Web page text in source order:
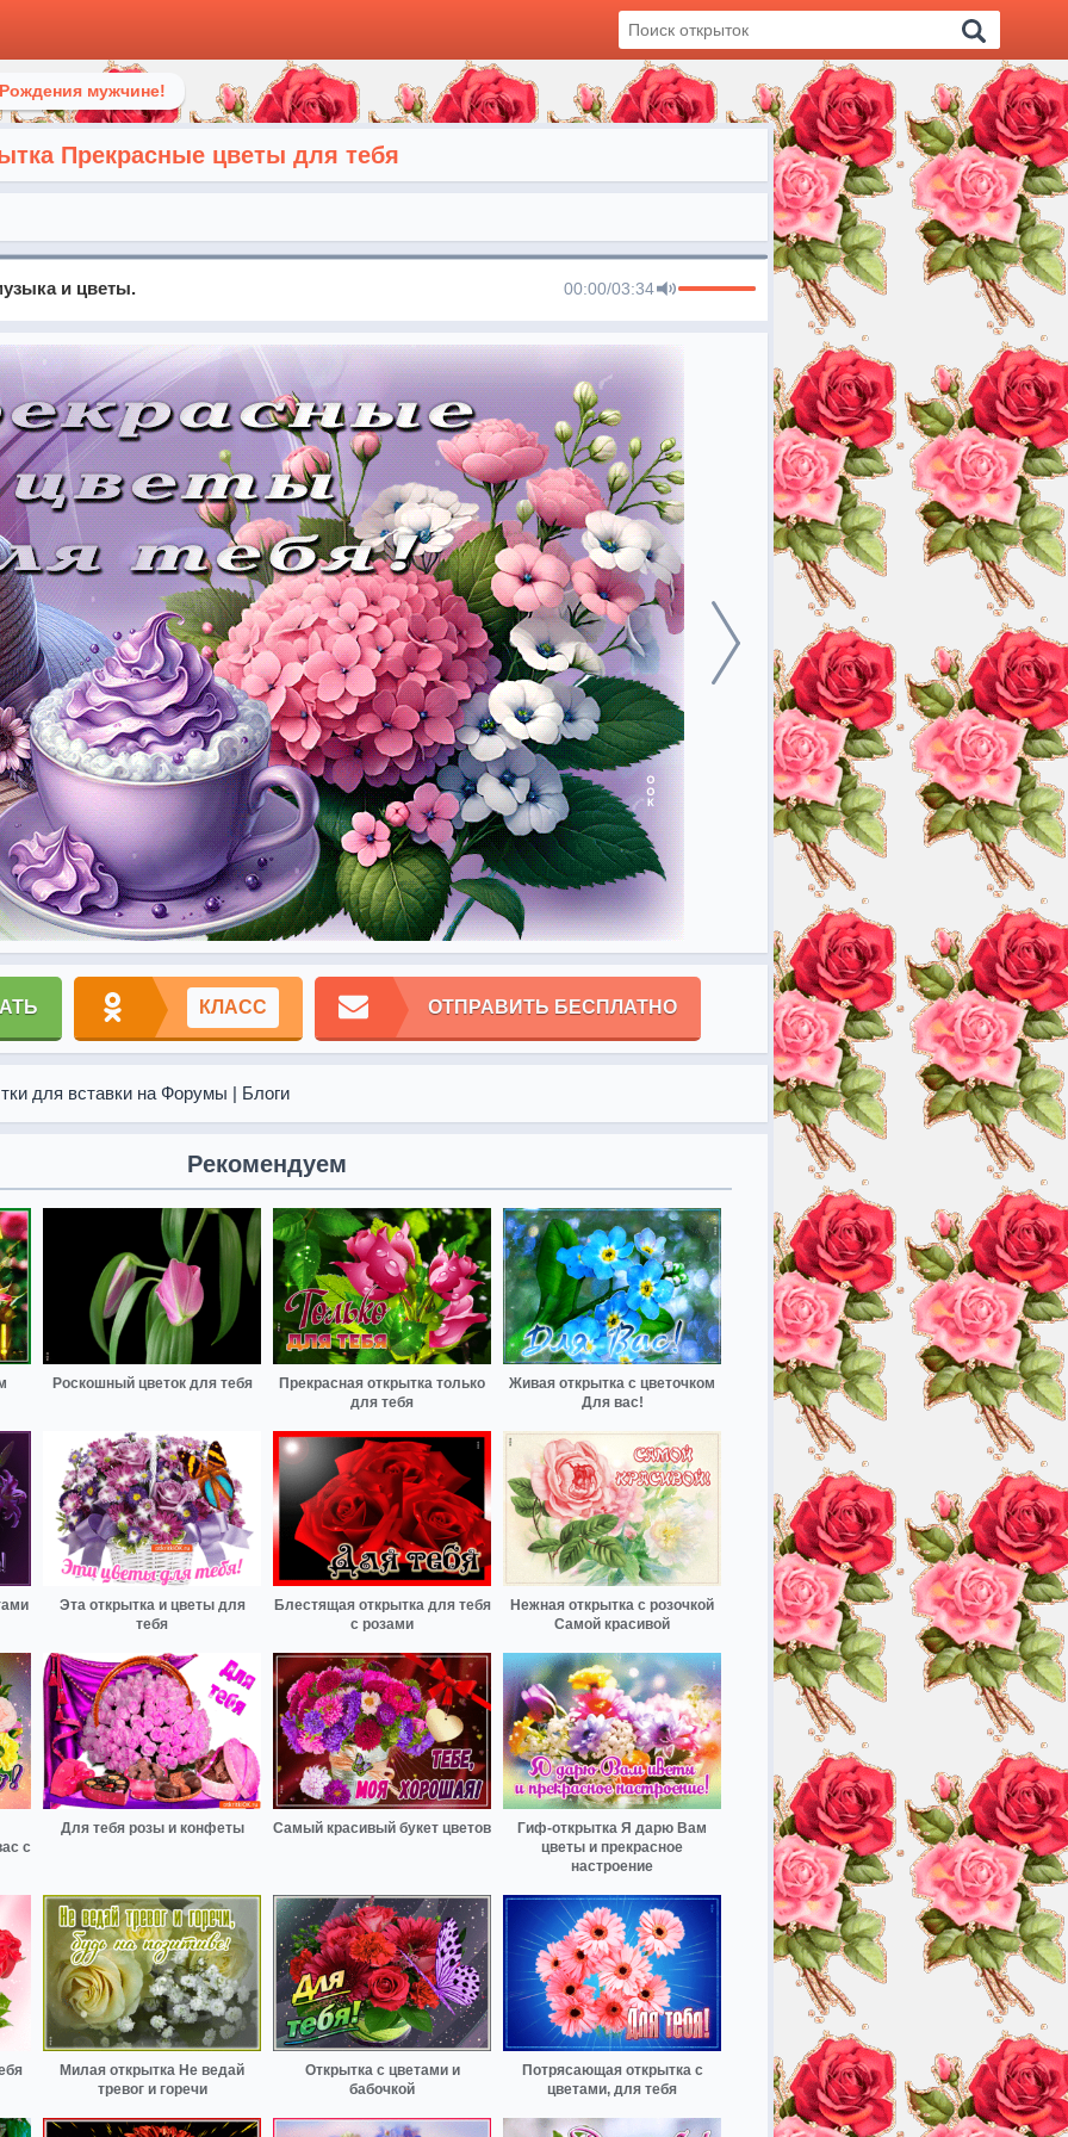
мужчине!
Прекрасные цветы для тебя
и цветы. 00:00/03:34
КЛАСС ОТПРАВИТЬ БЕСПЛАТНО
для вставки на Форумы | Блоги
Рекомендуем
Роскошный цветок для тебя
Прекрасная открытка только
для тебя
Живая открытка с цветочком
Для вас!
Эта открытка и цветы для
тебя
Блестящая открытка для тебя
с розами
Нежная открытка с розочкой
Самой красивой
с
Для тебя розы и конфеты Самый красивый букет цветов
Гиф-открытка Я дарю Вам
цветы и прекрасное
настроение
Милая открытка Не ведай
тревог и горечи
Открытка с цветами и
бабочкой
Потрясающая открытка с
цветами, для тебя